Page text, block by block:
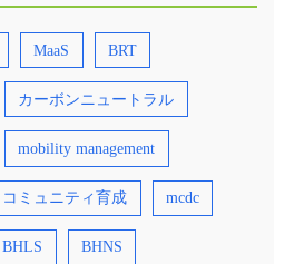
MaaS BRT
カーボンニュートラル
mobility management
コミュニティ育成 mcdc
BHLS BHNS